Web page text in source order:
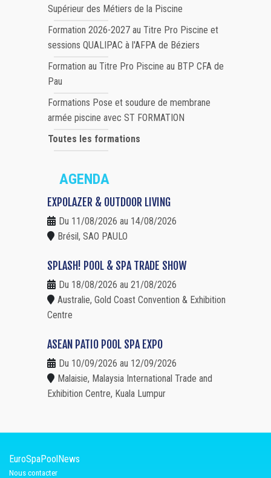
Supérieur des Métiers de la Piscine
Formation 2026-2027 au Titre Pro Piscine et
sessions QUALIPAC à l'AFPA de Béziers
Formation au Titre Pro Piscine au BTP CFA de
Pau
Formations Pose et soudure de membrane
armée piscine avec ST FORMATION
Toutes les formations
AGENDA
EXPOLAZER & OUTDOOR LIVING
Du 11/08/2026 au 14/08/2026
Brésil, SAO PAULO
SPLASH! POOL & SPA TRADE SHOW
Du 18/08/2026 au 21/08/2026
Australie, Gold Coast Convention & Exhibition
Centre
ASEAN PATIO POOL SPA EXPO
Du 10/09/2026 au 12/09/2026
Malaisie, Malaysia International Trade and
Exhibition Centre, Kuala Lumpur
EuroSpaPoolNews
Nous contacter